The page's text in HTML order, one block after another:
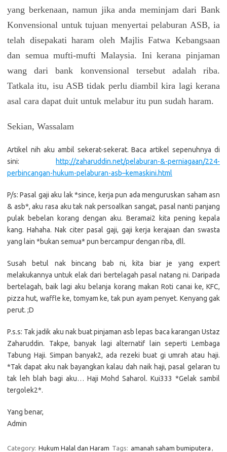
yang berkenaan, namun jika anda meminjam dari Bank
Konvensional untuk tujuan menyertai pelaburan ASB, ia
telah disepakati haram oleh Majlis Fatwa Kebangsaan
dan semua mufti-mufti Malaysia. Ini kerana pinjaman
wang dari bank konvensional tersebut adalah riba.
Tatkala itu, isu ASB tidak perlu diambil kira lagi kerana
asal cara dapat duit untuk melabur itu pun sudah haram.
Sekian, Wassalam
Artikel nih aku ambil sekerat-sekerat. Baca artikel sepenuhnya di
sini:
http://zaharuddin.net/pelaburan-&-perniagaan/224-
perbincangan-hukum-pelaburan-asb–kemaskini.html
P/s: Pasal gaji aku lak *since, kerja pun ada menguruskan saham asn
& asb*, aku rasa aku tak nak persoalkan sangat, pasal nanti panjang
pulak bebelan korang dengan aku. Beramai2 kita pening kepala
kang. Hahaha. Nak citer pasal gaji, gaji kerja kerajaan dan swasta
yang lain *bukan semua* pun bercampur dengan riba, dll.
Susah betul nak bincang bab ni, kita biar je yang expert
melakukannya untuk elak dari bertelagah pasal natang ni. Daripada
bertelagah, baik lagi aku belanja korang makan Roti canai ke, KFC,
pizza hut, waffle ke, tomyam ke, tak pun ayam penyet. Kenyang gak
perut. ;D
P.s.s: Tak jadik aku nak buat pinjaman asb lepas baca karangan Ustaz
Zaharuddin. Takpe, banyak lagi alternatif lain seperti Lembaga
Tabung Haji. Simpan banyak2, ada rezeki buat gi umrah atau haji.
*Tak dapat aku nak bayangkan kalau dah naik haji, pasal gelaran tu
tak leh blah bagi aku… Haji Mohd Saharol. Kui333 *Gelak sambil
tergolek2*.
Yang benar,
Admin
Category: Hukum Halal dan Haram Tags: amanah saham bumiputera ,